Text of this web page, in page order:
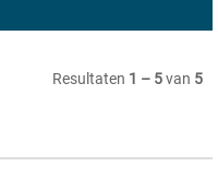
Resultaten 1 – 5van 5